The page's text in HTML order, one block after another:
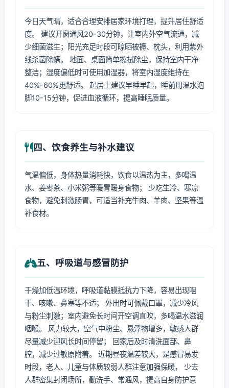
今日天气晴，适合合理安排居家环境打理，提升居住舒适
度。 建议开窗通风20-30分钟，让室内外空气流通，减
少细菌滋生；阳光充足时段可晾晒被褥、枕头，利用紫外
线杀菌除螨。 地面、桌面简单擦拭除尘，保持室内干净
整洁；湿度偏低时可使用加湿器，将室内湿度维持在
40%-60%更舒适。 起居上建议早睡早起，睡前用温水泡
脚10-15分钟，促进血液循环，提高睡眠质量。
四、饮食养生与补水建议
气温偏低，身体热量消耗快，饮食以温热为主，多喝温
水、姜枣茶、小米粥等暖胃暖身食物； 少吃生冷、寒凉
食物，避免刺激肠胃，可适当补充牛肉、羊肉、坚果等温
补食材。
五、呼吸道与感冒防护
干燥加低温环境，呼吸道黏膜抵抗力下降，容易出现咽
干、咳嗽、鼻塞等不适； 外出时可佩戴口罩，减少冷风
与粉尘刺激；室内避免长时间开空调直吹，多喝温水滋润
咽喉。 风力较大，空气中粉尘、悬浮物增多，敏感人群
尽量减少迎风长时间停留； 回家后及时清洗面部、鼻
腔，减少过敏原附着。 近期昼夜温差较大，是感冒易发
时段，老人、儿童与体质较弱人群注意加强保暖， 少去
人群密集封闭场所，勤洗手、常通风，提高自身防护意